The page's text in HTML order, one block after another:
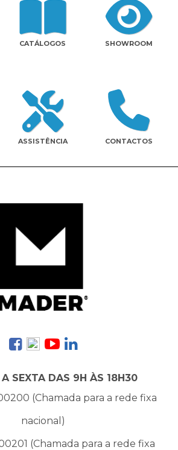
Contactos
CATÁLOGOS SHOWROOM
ASSISTÊNCIA CONTACTOS
A SEXTA DAS 9H ÀS 18H30
(Chamada para a rede fixa
nacional)
(Chamada para a rede fixa